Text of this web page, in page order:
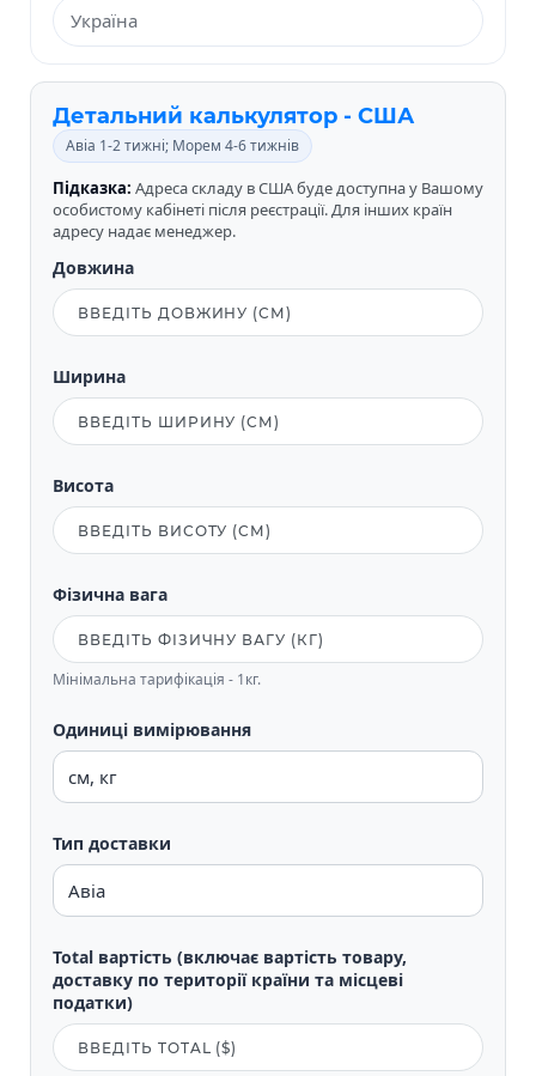
Детальний калькулятор - США
Авіа 1-2 тижні; Морем 4-6 тижнів
Підказка: Адреса складу в США буде доступна у Вашому
особистому кабінеті після реєстрації. Для інших країн
адресу надає менеджер.
Довжина
Ширина
Висота
Фізична вага
Мінімальна тарифікація - 1кг.
Одиниці вимірювання
Тип доставки
Total вартість (включає вартість товару,
доставку по території країни та місцеві
податки)